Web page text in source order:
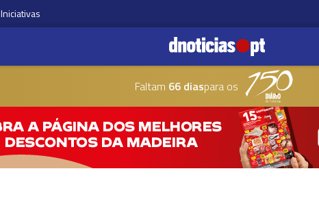
Iniciativas
Faltam 66 diaspara os